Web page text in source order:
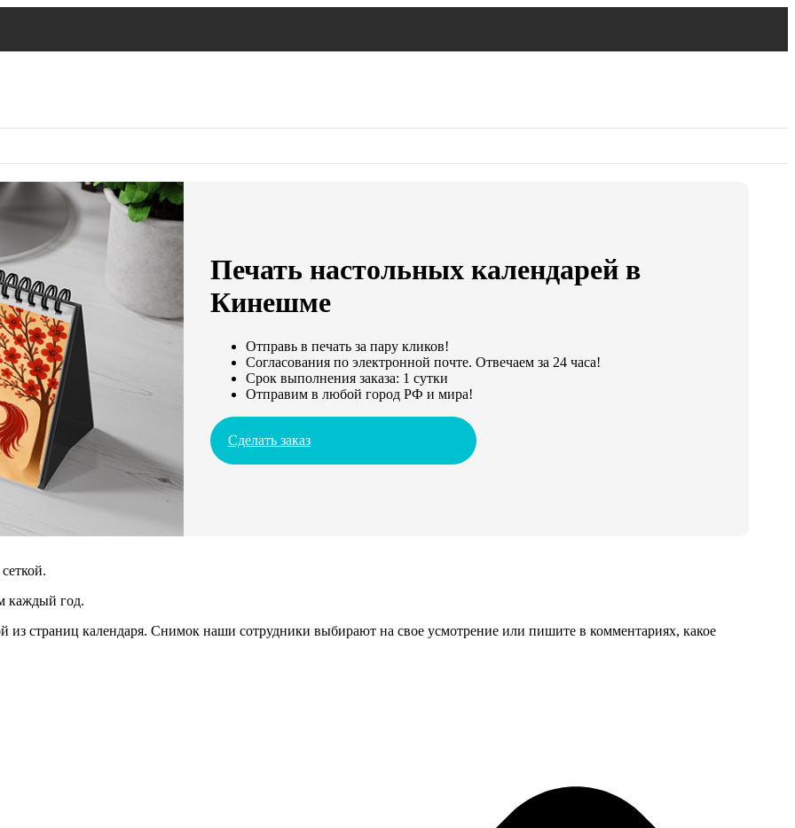
Печать настольных календарей в
Кинешме
Отправь в печать за пару кликов!
Согласования по электронной почте. Отвечаем за 24 часа!
Срок выполнения заказа: 1 сутки
Отправим в любой город РФ и мира!
Сделать заказ
каждый год.
страниц календаря. Снимок наши сотрудники выбирают на свое усмотрение или пишите в комментариях, какое